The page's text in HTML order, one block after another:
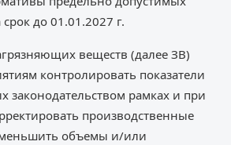
до 01.01.2027 г.
веществ (далее ЗВ)
контролировать показатели
законодательством рамках и при
производственные
объемы и/или